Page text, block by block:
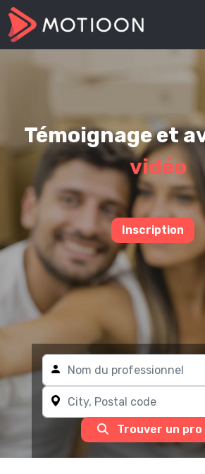
Témoignage et
vidéo
Inscription
Trouver un pro